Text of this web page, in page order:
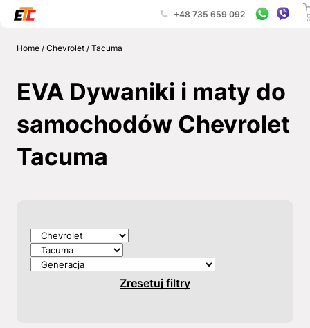
+48 735 659 092
Home/ Chevrolet/ Tacuma
EVA Dywaniki i maty do
samochodów Chevrolet
Tacuma
Zresetuj filtry